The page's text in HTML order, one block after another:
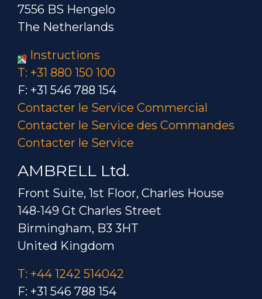
7556 BS Hengelo
The Netherlands
Instructions
T: +31 880 150 100
F: +31 546 788 154
Contacter le Service Commercial
Contacter le Service des Commandes
Contacter le Service
AMBRELL Ltd.
Front Suite, 1st Floor, Charles House
148-149 Gt Charles Street
Birmingham, B3 3HT
United Kingdom
T: +44 1242 514042
F: +31 546 788 154